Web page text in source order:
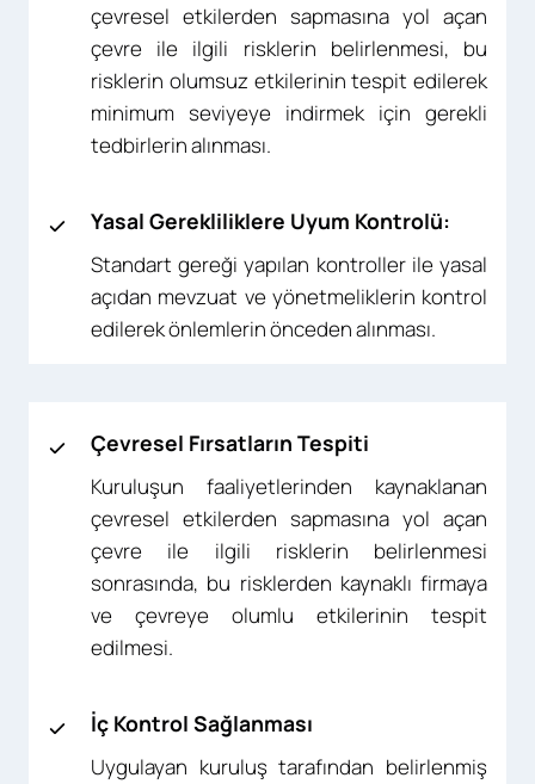
çevresel etkilerden sapmasına yol açan
çevre ile ilgili risklerin belirlenmesi, bu
risklerin olumsuz etkilerinin tespit edilerek
minimum seviyeye indirmek için gerekli
tedbirlerin alınması.
Yasal Gerekliliklere Uyum Kontrolü:
Standart gereği yapılan kontroller ile yasal
açıdan mevzuat ve yönetmeliklerin kontrol
edilerek önlemlerin önceden alınması.
Çevresel Fırsatların Tespiti
Kuruluşun faaliyetlerinden kaynaklanan
çevresel etkilerden sapmasına yol açan
çevre ile ilgili risklerin belirlenmesi
sonrasında, bu risklerden kaynaklı firmaya
ve çevreye olumlu etkilerinin tespit
edilmesi.
İç Kontrol Sağlanması
Uygulayan kuruluş tarafından belirlenmiş